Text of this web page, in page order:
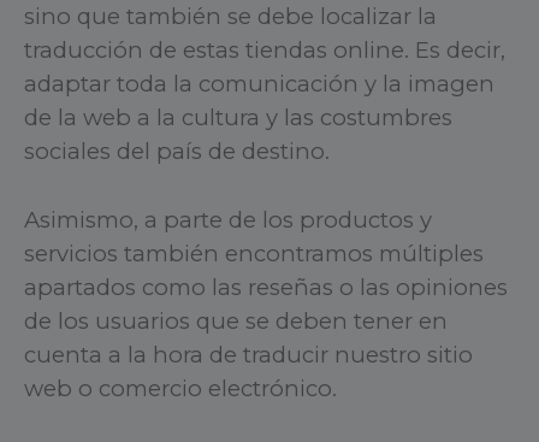
sino que también se debe localizar la
traducción de estas tiendas online. Es decir,
adaptar toda la comunicación y la imagen
de la web a la cultura y las costumbres
sociales del país de destino.
Asimismo, a parte de los productos y
servicios también encontramos múltiples
apartados como las reseñas o las opiniones
de los usuarios que se deben tener en
cuenta a la hora de traducir nuestro sitio
web o comercio electrónico.